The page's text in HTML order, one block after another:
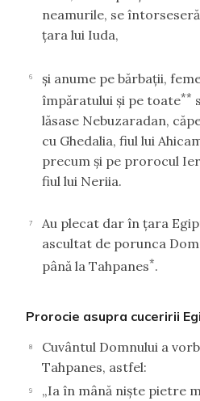
neamurile, se
ţara lui Iuda,
6 şi anume pe bărbaţii,
împăratului şi pe toate**
lăsase Nebuzaradan,
cu Ghedalia, fiul lui
precum şi pe prorocul
fiul lui Neriia.
7
Au plecat dar în ţara
ascultat de porunca
până la Tahpanes*.
Prorocie asupra cuceririi
8
Cuvântul Domnului a
Tahpanes, astfel:
9
„Ia în mână nişte pietre